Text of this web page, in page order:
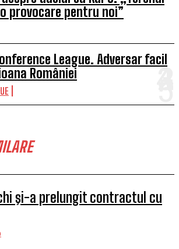
provocare pentru noi”
League. Adversar facil
României
şi-a prelungit contractul cu